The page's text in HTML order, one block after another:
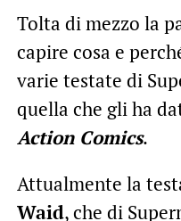
Tolta di mezzo la
capire cosa e
varie testate di
quella che gli ha
Action Comics.
Attualmente la
Waid, che di